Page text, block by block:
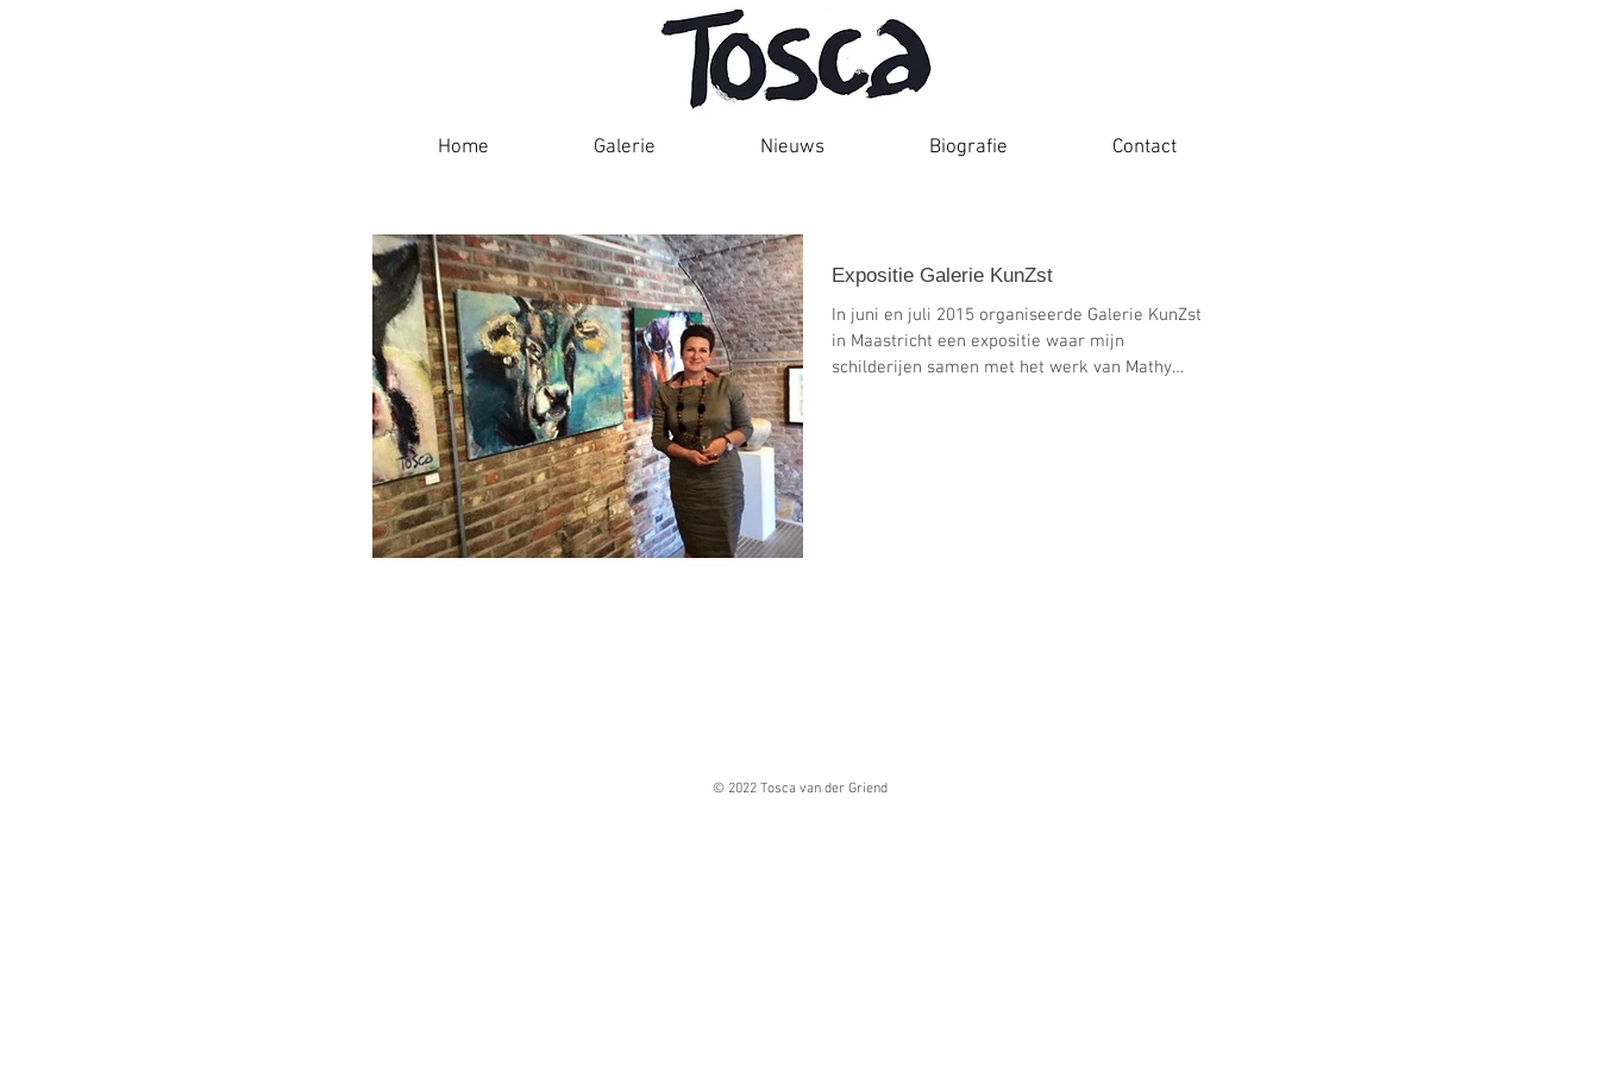
Home Galerie Nieuws Biografie Contact
Expositie Galerie KunZst
In juni en juli 2015 organiseerde Galerie KunZst
in Maastricht een expositie waar mijn
schilderijen samen met het werk van Mathy
© 2022 Tosca van der Griend